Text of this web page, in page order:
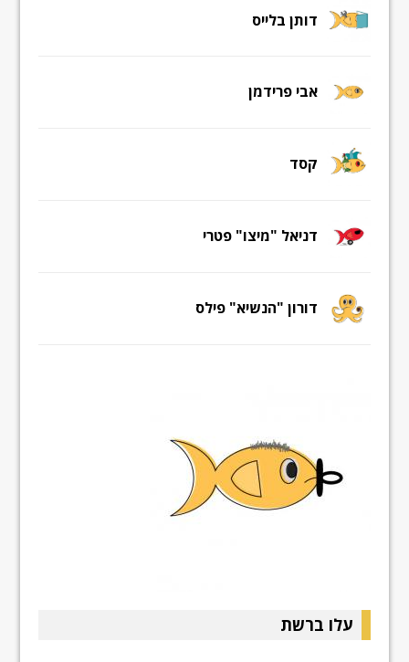
דותן בלייס
אבי פרידמן
קסד
דניאל "מיצו" פטרי
דורון "הנשיא" פילס
עלו ברשת